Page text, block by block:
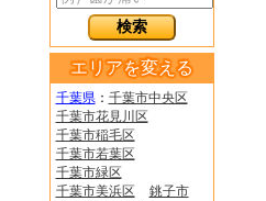
エリアを変える
千葉県： 千葉市中央区
千葉市花見川区
千葉市稲毛区
千葉市若葉区
千葉市緑区
千葉市美浜区
銚子市